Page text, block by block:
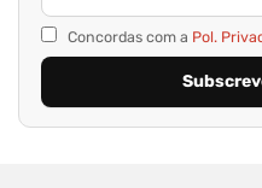
Concordas com a Pol.